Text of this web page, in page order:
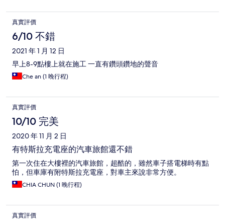
真實評價
6/10 不錯
2021 年 1 月 12 日
早上8-9點樓上就在施工 一直有鑽頭鑽地的聲音
Che an (1 晚行程)
真實評價
10/10 完美
2020 年 11 月 2 日
有特斯拉充電座的汽車旅館還不錯
第一次住在大樓裡的汽車旅館，超酷的，雖然車子搭電梯時有點
怕，但車庫有附特斯拉充電座，對車主來說非常方便。
CHIA CHUN (1 晚行程)
真實評價